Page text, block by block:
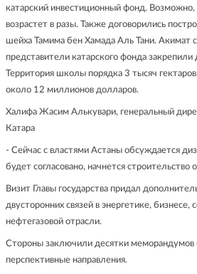
катарский инвестиционный фонд.
возрастет в разы. Также договорились
шейха Тамима бен Хамада Аль Тани. Акимат
представители катарского фонда
Территория школы порядка 3 тысяч
около 12 миллионов долларов.
Халифа Жасим Алькувари, генеральный
Катара
- Сейчас с властями Астаны обсуждается
будет согласовано, начнется строительство
Визит Главы государства придал
двусторонних связей в энергетике, бизнесе,
нефтегазовой отрасли.
Стороны заключили десятки меморандумов
перспективные направления.